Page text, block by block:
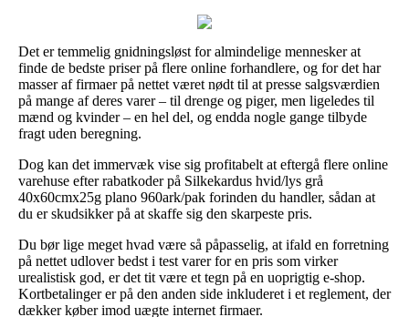
Det er temmelig gnidningsløst for almindelige mennesker at
finde de bedste priser på flere online forhandlere, og for det har
masser af firmaer på nettet været nødt til at presse salgsværdien
på mange af deres varer – til drenge og piger, men ligeledes til
mænd og kvinder – en hel del, og endda nogle gange tilbyde
fragt uden beregning.
Dog kan det immervæk vise sig profitabelt at eftergå flere online
varehuse efter rabatkoder på Silkekardus hvid/lys grå
40x60cmx25g plano 960ark/pak forinden du handler, sådan at
du er skudsikker på at skaffe sig den skarpeste pris.
Du bør lige meget hvad være så påpasselig, at ifald en forretning
på nettet udlover bedst i test varer for en pris som virker
urealistisk god, er det tit være et tegn på en uoprigtig e-shop.
Kortbetalinger er på den anden side inkluderet i et reglement, der
dækker køber imod uægte internet firmaer.